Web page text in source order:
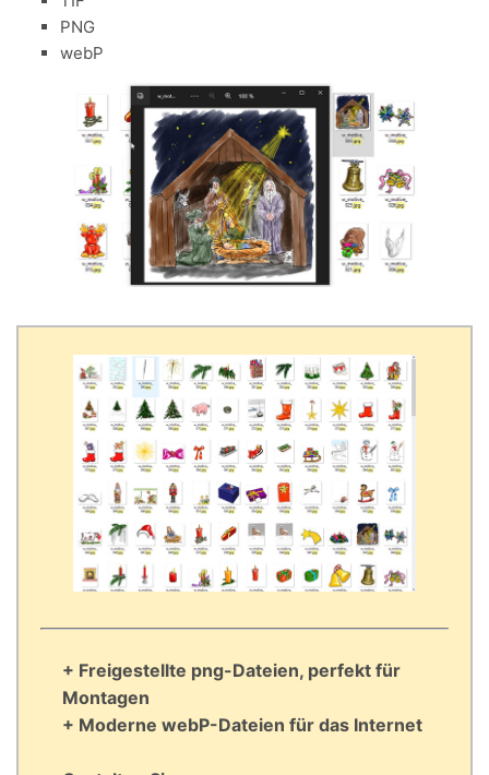
PNG
webP
+ Freigestellte png-Dateien, perfekt für
Montagen
+ Moderne webP-Dateien für das Internet